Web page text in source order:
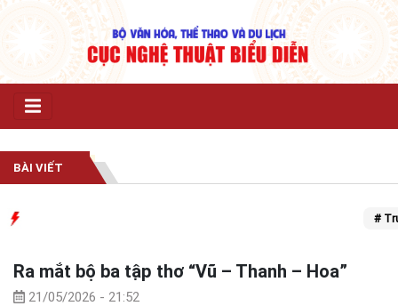
BÀI VIẾT
#
Ra mắt bộ ba tập thơ “Vũ – Thanh – Hoa”
21/05/2026 - 21:52